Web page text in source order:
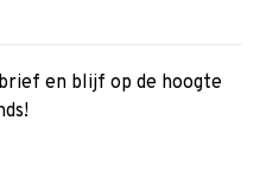
en blijf op de hoogte